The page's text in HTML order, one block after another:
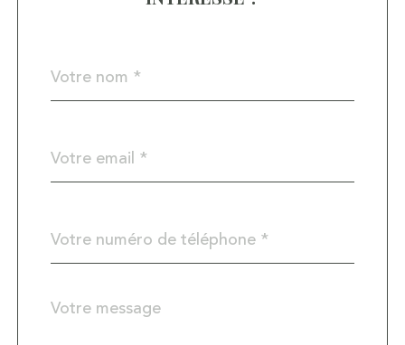
par
*
*
*
Fieldset
Message
*